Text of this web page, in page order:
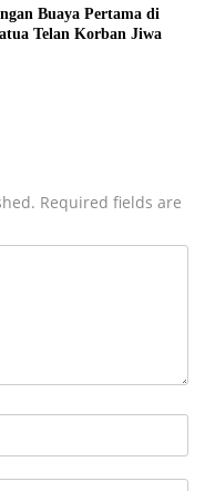
Buaya Pertama di
Telan Korban Jiwa
Required fields are